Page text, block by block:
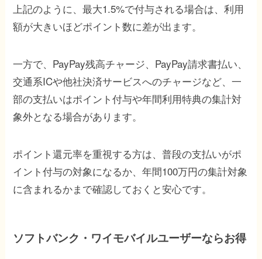
上記のように、最大1.5%で付与される場合は、利用
額が大きいほどポイント数に差が出ます。
一方で、PayPay残高チャージ、PayPay請求書払い、
交通系ICや他社決済サービスへのチャージなど、一
部の支払いはポイント付与や年間利用特典の集計対
象外となる場合があります。
ポイント還元率を重視する方は、普段の支払いがポ
イント付与の対象になるか、年間100万円の集計対象
に含まれるかまで確認しておくと安心です。
ソフトバンク・ワイモバイルユーザーならお得